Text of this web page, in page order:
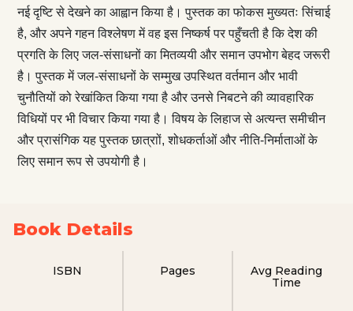
नई दृष्टि से देखने का आह्वान किया है। पुस्तक का फोकस मुख्यतः सिंचाई
है, और अपने गहन विश्लेषण में वह इस निष्कर्ष पर पहुँचती है कि देश की
प्रगति के लिए जल-संसाधनों का मितव्ययी और समान उपभोग बेहद जरूरी
है। पुस्तक में जल-संसाधनों के सम्मुख उपस्थित वर्तमान और भावी
चुनौतियों को रेखांकित किया गया है और उनसे निबटने की व्यावहारिक
विधियों पर भी विचार किया गया है। विषय के लिहाज से अत्यन्त समीचीन
और प्रासंगिक यह पुस्तक छात्राों, शोधकर्ताओं और नीति-निर्माताओं के
लिए समान रूप से उपयोगी है।
Book Details
ISBN Pages
Avg Reading
Time